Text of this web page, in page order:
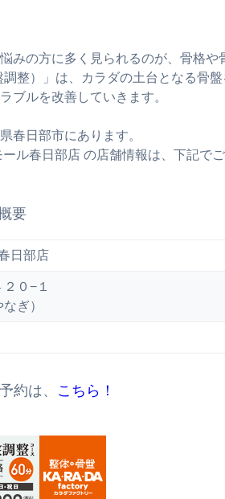
みの方に多く見られるのが、骨格や
整）」は、カラダの土台となる骨盤
ブルを改善していきます。
春日部市にあります。
ル春日部店 の店舗情報は、下記で
要
日部店
０−１
ぎ）
約は、 こちら！